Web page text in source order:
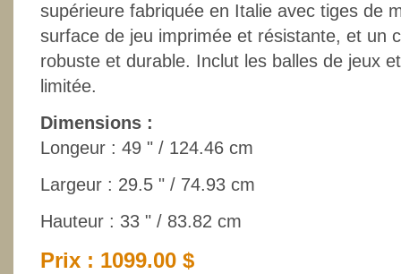
supérieure fabriquée en Italie avec tiges de
surface de jeu imprimée et résistante, et un
robuste et durable. Inclut les balles de jeux
limitée.
Dimensions :
Longeur : 49 " / 124.46 cm
Largeur : 29.5 " / 74.93 cm
Hauteur : 33 " / 83.82 cm
Prix : 1099.00 $